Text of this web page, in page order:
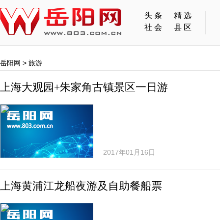
头条
精选
社会
县区
岳阳网 > 旅游
上海大观园+朱家角古镇景区一日游
2017年01月16日
上海黄浦江龙船夜游及自助餐船票